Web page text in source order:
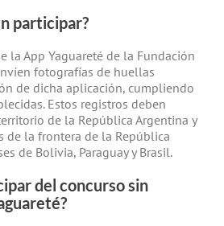
participar?
la App Yaguareté de la Fundación
fotografías de huellas
de dicha aplicación, cumpliendo
Estos registros deben
de la República Argentina y
de la frontera de la República
de Bolivia, Paraguay y Brasil.
del concurso sin